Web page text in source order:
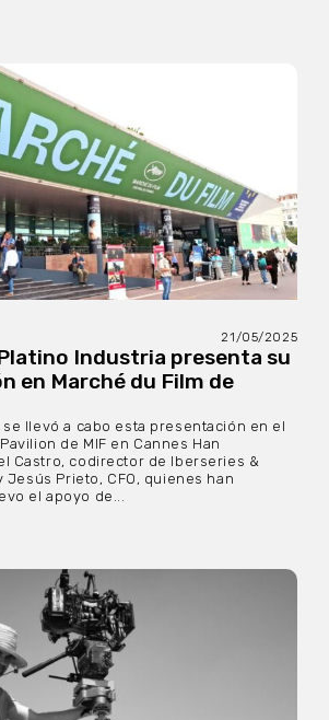
21/05/2025
Industria presenta su
en Marché du Film de
llevó a cabo esta presentación en el
de MIF en Cannes Han
Castro, codirector de Iberseries &
Jesús Prieto, CFO, quienes han
el apoyo de...